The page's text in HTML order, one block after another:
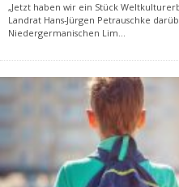
„Jetzt haben wir ein Stück
Landrat Hans-Jürgen Petrauschke
Niedergermanischen Lim...